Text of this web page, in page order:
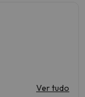
Ver tudo